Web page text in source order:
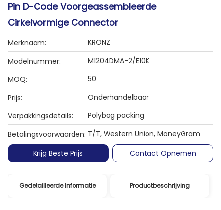
Pin D-Code Voorgeassembleerde
Cirkelvormige Connector
Merknaam:
KRONZ
Modelnummer:
M1204DMA-2/E10K
MOQ:
50
Prijs:
Onderhandelbaar
Verpakkingsdetails:
Polybag packing
Betalingsvoorwaarden: T/T, Western Union, MoneyGram
Krijg Beste Prijs
Contact Opnemen
Gedetailleerde Informatie Productbeschrijving